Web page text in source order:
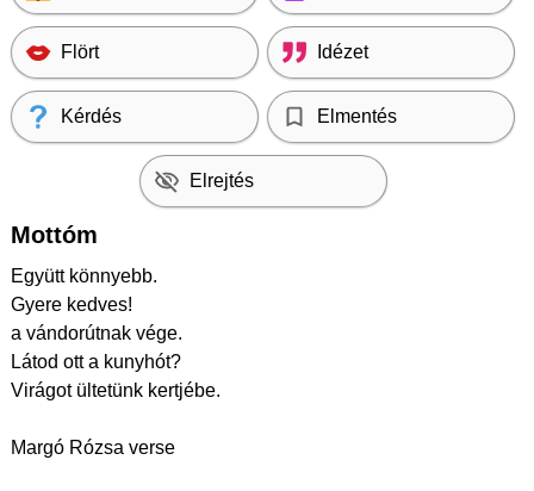
Flört Idézet
Kérdés Elmentés
Elrejtés
Mottóm
Együtt könnyebb.
Gyere kedves!
a vándorútnak vége.
Látod ott a kunyhót?
Virágot ültetünk kertjébe.
Margó Rózsa verse